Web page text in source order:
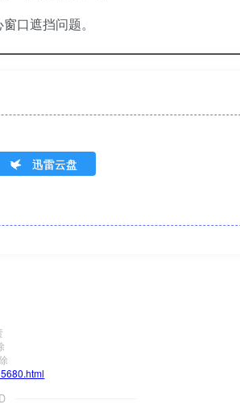
口遮挡问题。
迅雷云盘